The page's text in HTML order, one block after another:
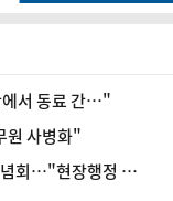
에서 동료 간…"
원 사병화"
념회…"현장행정 한